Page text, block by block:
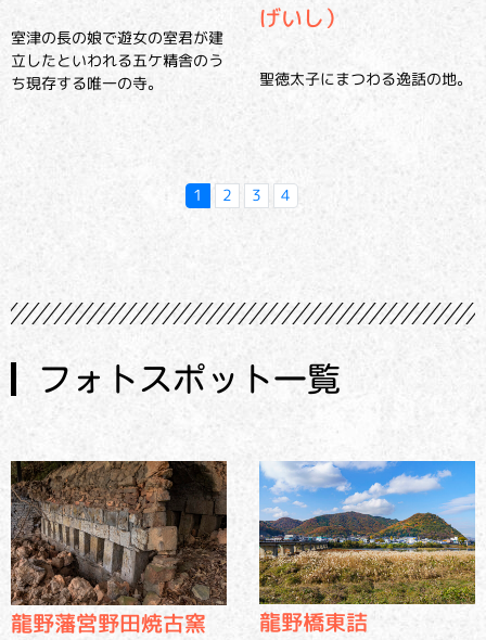
室津の長の娘で遊女の室君が建
立したといわれる五ケ精舎のう
ち現存する唯一の寺。
げいし）
聖徳太子にまつわる逸話の地。
1 2 3 4
フォトスポット一覧
龍野藩営野田焼古窯
龍野橋東詰